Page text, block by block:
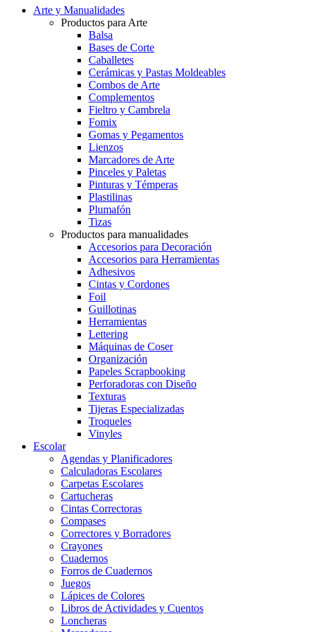
Arte y Manualidades
Productos para Arte
Balsa
Bases de Corte
Caballetes
Cerámicas y Pastas Moldeables
Combos de Arte
Complementos
Fieltro y Cambrela
Fomix
Gomas y Pegamentos
Lienzos
Marcadores de Arte
Pinceles y Paletas
Pinturas y Témperas
Plastilinas
Plumafón
Tizas
Productos para manualidades
Accesorios para Decoración
Accesorios para Herramientas
Adhesivos
Cintas y Cordones
Foil
Guillotinas
Herramientas
Lettering
Máquinas de Coser
Organización
Papeles Scrapbooking
Perforadoras con Diseño
Texturas
Tijeras Especializadas
Troqueles
Vinyles
Escolar
Agendas y Planificadores
Calculadoras Escolares
Carpetas Escolares
Cartucheras
Cintas Correctoras
Compases
Correctores y Borradores
Crayones
Cuadernos
Forros de Cuadernos
Juegos
Lápices de Colores
Libros de Actividades y Cuentos
Loncheras